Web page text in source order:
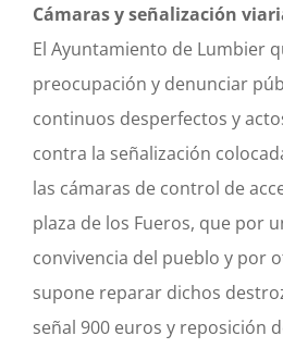
Orain
Argazkiak
Idatziguzu
Cámaras y señalización
El Ayuntamiento de Lumbier
preocupación y denunciar
continuos desperfectos y
contra la señalización
las cámaras de control de
plaza de los Fueros, que por
convivencia del pueblo y por
supone reparar dichos
señal 900 euros y reposición